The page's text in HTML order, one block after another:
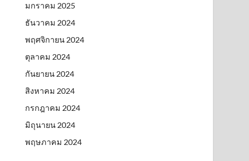
มกราคม 2025
ธันวาคม 2024
พฤศจิกายน 2024
ตุลาคม 2024
กันยายน 2024
สิงหาคม 2024
กรกฎาคม 2024
มิถุนายน 2024
พฤษภาคม 2024